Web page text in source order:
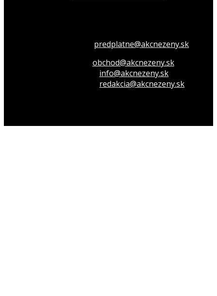
predplatne@akcnezeny.sk
obchod@akcnezeny.sk
info@akcnezeny.sk
redakcia@akcnezeny.sk